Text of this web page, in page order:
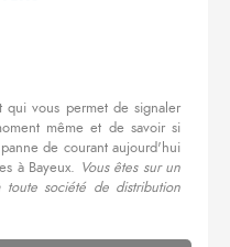
qui vous permet de signaler
même et de savoir si
de courant aujourd'hui
à Bayeux. Vous êtes sur un
société de distribution